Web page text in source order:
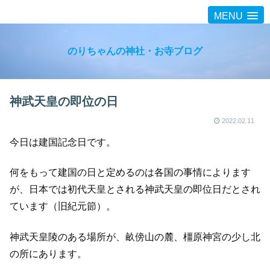
MENU
のりちゃんの神社・お寺ブログ
神武天皇の即位の日
2022.02.11
今日は建国記念日です。
何をもって建国の日と定めるのは各国の事情によります
が、日本では初代天皇とされる神武天皇の即位日だとされ
ています（旧紀元節）。
神武天皇陵のある場所が、畝傍山の麓、橿原神宮の少し北
の所にあります。